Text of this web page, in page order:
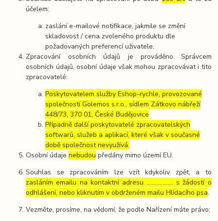
účelem:
zaslání e-mailové notifikace, jakmile se změní
skladovost / cena zvoleného produktu dle
požadovaných preferencí uživatele.
Zpracování osobních údajů je prováděno Správcem
osobních údajů, osobní údaje však mohou zpracovávat i tito
zpracovatelé:
Poskytovatelem služby Eshop-rychle, provozované
společností Golemos s.r.o., sídlem Zátkovo nábřeží
448/73, 370 01, České Budějovice
Případně další poskytovatelé zpracovatelských
softwarů, služeb a aplikací, které však v současné
době společnost nevyužívá.
Osobní údajenebudou předány mimo území EU.
Souhlas se zpracováním lze vzít kdykoliv zpět, a to
zasláním emailu na kontaktní adresu ..……………. s žádostí o
odhlášení, nebo kliknutím v obdrženém mailu Hlídacího psa.
Vezměte, prosíme, na vědomí, že podle Nařízení máte právo: